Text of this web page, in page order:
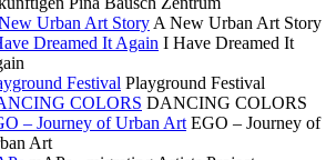
Urban Art Story A New Urban Art Story
Dreamed It Again I Have Dreamed It
Festival Playground Festival
COLORS DANCING COLORS
– Journey of Urban Art EGO – Journey of
Art